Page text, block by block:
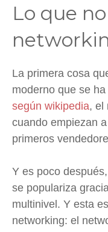
Lo que
La primera cosa
moderno que se
según wikipedia, el
cuando empiezan
primeros
Y es poco
se populariza
multinivel. Y esta
networking: el